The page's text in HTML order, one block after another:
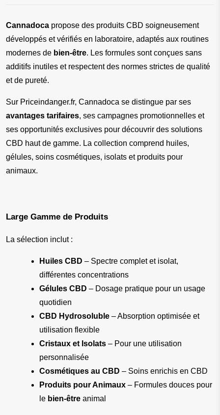
Cannadoca propose des produits CBD soigneusement
développés et vérifiés en laboratoire, adaptés aux routines
modernes de bien-être. Les formules sont conçues sans
additifs inutiles et respectent des normes strictes de qualité
et de pureté.
avantages tarifaires, ses campagnes promotionnelles et
ses opportunités exclusives pour découvrir des solutions
CBD haut de gamme. La collection comprend huiles,
gélules, soins cosmétiques, isolats et produits pour
animaux.
Large Gamme de Produits
La sélection inclut :
Huiles CBD – Spectre complet et isolat,
différentes concentrations
Gélules CBD – Dosage pratique pour un usage
quotidien
CBD Hydrosoluble – Absorption optimisée et
utilisation flexible
Cristaux et Isolats – Pour une utilisation
personnalisée
Cosmétiques au CBD – Soins enrichis en CBD
Produits pour Animaux – Formules douces pour
le bien-être animal